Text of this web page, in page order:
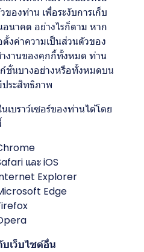
องท่าน เพื่อระงับการเก็บ
นาคต อย่างไรก็ตาม หาก
ตั้งค่าความเป็นส่วนตัวของ
งานของคุกกี้ทั้งหมด ท่าน
ชั่นบางอย่างหรือทั้งหมดบน
ประสิทธิภาพ
เบราว์เซอร์ของท่านได้โดย
และiOS
Explorer
Edge
เว็บไซต์อื่น